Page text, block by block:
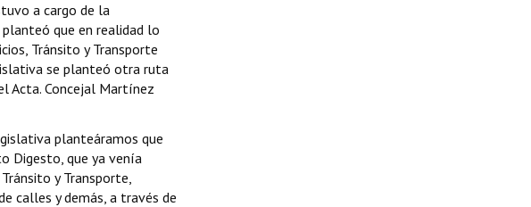
a cargo de la
que en realidad lo
Tránsito y Transporte
se planteó otra ruta
Acta. Concejal Martínez
planteáramos que
Digesto, que ya venía
y Transporte,
calles y demás, a través de